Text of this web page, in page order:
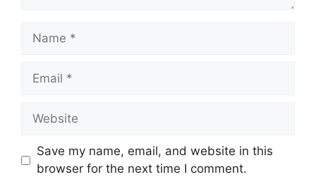
Name
Email
Website
Save my name, email, and website in this
browser for the next time I comment.